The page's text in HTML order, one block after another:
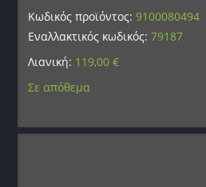
Κωδικός προϊόντος:9100080494
Εναλλακτικός κωδικός:79187
Λιανική: 119,00€
Σε απόθεμα